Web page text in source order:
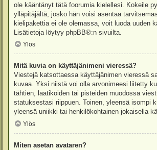
ole kääntänyt tätä foorumia kielellesi. Kokeile
ylläpitäjältä, josko hän voisi asentaa
kielipakettia ei ole olemassa, voit luoda uuden
Lisätietoja löytyy phpBB®:n sivuilta.
Ylös
Mitä kuvia on käyttäjänimeni vieressä?
Viestejä katsottaessa käyttäjänimen vieressä
kuvaa. Yksi niistä voi olla arvonimeesi liitetty
tähtien, laatikoiden tai pisteiden muodossa
statuksestasi riippuen. Toinen, yleensä isompi
yleensä uniikki tai henkilökohtainen jokaisella
Ylös
Miten asetan avataren?